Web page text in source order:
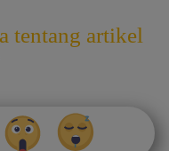
tentang artikel